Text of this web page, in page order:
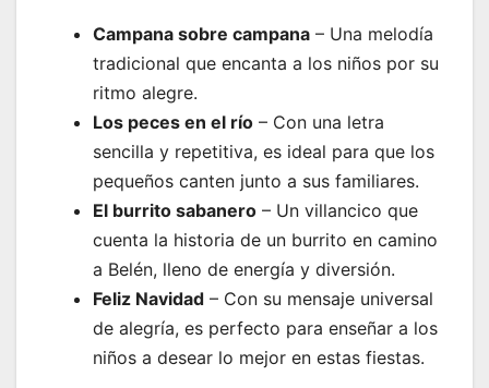
Campana sobre campana – Una melodía
tradicional que encanta a los niños por su
ritmo alegre.
Los peces en el río – Con una letra
sencilla y repetitiva, es ideal para que los
pequeños canten junto a sus familiares.
El burrito sabanero – Un villancico que
cuenta la historia de un burrito en camino
a Belén, lleno de energía y diversión.
Feliz Navidad – Con su mensaje universal
de alegría, es perfecto para enseñar a los
niños a desear lo mejor en estas fiestas.